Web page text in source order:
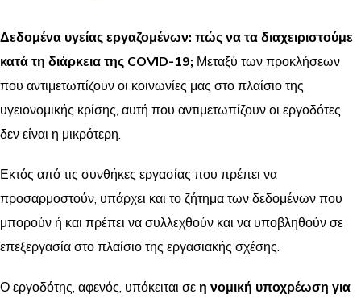
Δεδομένα υγείας εργαζομένων: πώς να τα διαχειριστούμε
κατά τη διάρκεια της COVID-19; Μεταξύ των προκλήσεων
που αντιμετωπίζουν οι κοινωνίες μας στο πλαίσιο της
υγειονομικής κρίσης, αυτή που αντιμετωπίζουν οι εργοδότες
δεν είναι η μικρότερη.
Εκτός από τις συνθήκες εργασίας που πρέπει να
προσαρμοστούν, υπάρχει και το ζήτημα των δεδομένων που
μπορούν ή και πρέπει να συλλεχθούν και να υποβληθούν σε
επεξεργασία στο πλαίσιο της εργασιακής σχέσης.
Ο εργοδότης, αφενός, υπόκειται σε η νομική υποχρέωση για